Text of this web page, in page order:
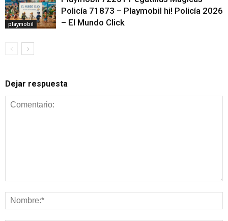
playmobil
Policía 71873 – Playmobil hi! Policía 2026
– El Mundo Click
Dejar respuesta